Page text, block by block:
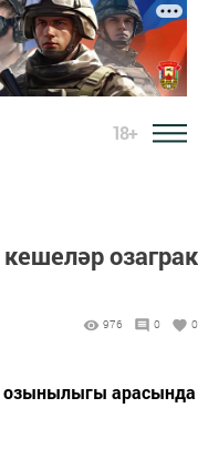
18+
озаграк
976 0 0
озынылыгы арасында